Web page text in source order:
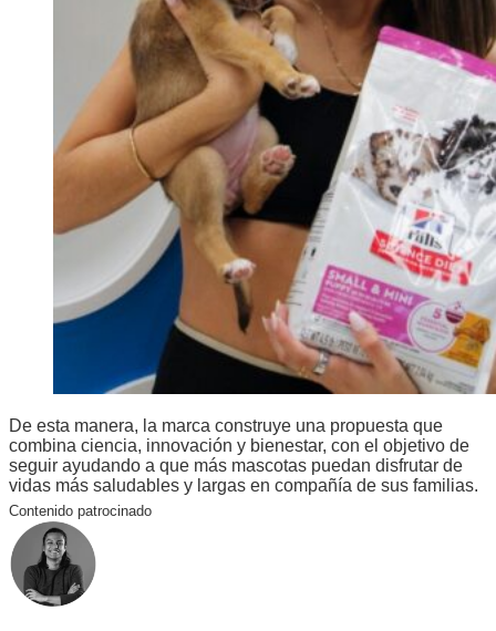
De esta manera, la marca construye una propuesta que
combina ciencia, innovación y bienestar, con el objetivo de
seguir ayudando a que más mascotas puedan disfrutar de
vidas más saludables y largas en compañía de sus familias.
Contenido patrocinado